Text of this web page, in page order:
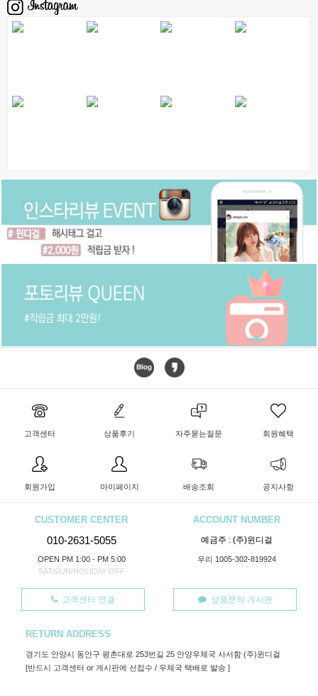
고객센터 상품후기 자주묻는질문 회원혜택
회원가입 마이페이지 배송조회 공지사항
CUSTOMER CENTER
010-2631-5055
OPEN PM 1:00 - PM 5:00
SAT/SUN/HOLIDAY OFF
ACCOUNT NUMBER
예금주 : (주)윈디걸
우리 1005-302-819924
고객센터 연결 상품문의 게시판
RETURN ADDRESS
경기도 안양시 동안구 평촌대로 253번길 25 안양우체국 사서함 (주)윈디걸
[반드시 고객센터 or 게시판에 선접수 / 우체국 택배로 발송 ]